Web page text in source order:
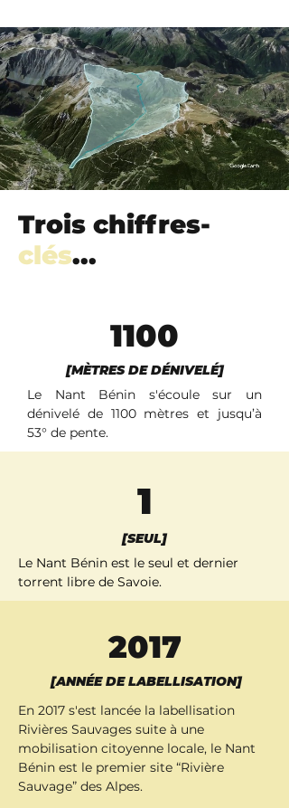
Trois chiffres-
clés...
1100
[MÈTRES DE DÉNIVELÉ]
Le Nant Bénin s'écoule sur un
dénivelé de 1100 mètres et jusqu’à
53° de pente.
1
[SEUL]
Le Nant Bénin est le seul et dernier
torrent libre de Savoie.
2017
[ANNÉE DE LABELLISATION]
En 2017 s'est lancée la labellisation
Rivières Sauvages suite à une
mobilisation citoyenne locale, le Nant
Bénin est le premier site “Rivière
Sauvage” des Alpes.